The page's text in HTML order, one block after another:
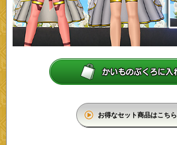
お得なセット商品はこちら